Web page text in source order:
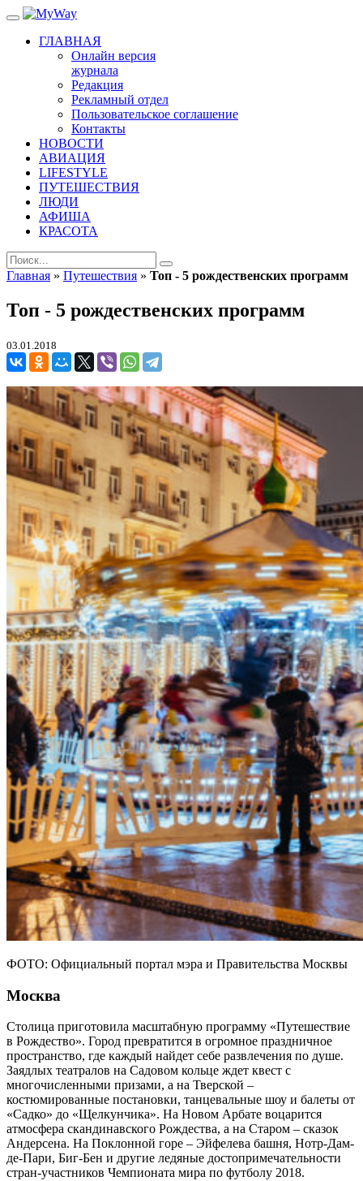
ГЛАВНАЯ
Онлайн версия
журнала
Редакция
Рекламный отдел
Пользовательское соглашение
Контакты
НОВОСТИ
АВИАЦИЯ
LIFESTYLE
ПУТЕШЕСТВИЯ
ЛЮДИ
АФИША
КРАСОТА
Главная » Путешествия » Топ - 5 рождественских программ
Топ - 5 рождественских программ
03.01.2018
ФОТО: Официальный портал мэра и Правительства Москвы
Москва
Столица приготовила масштабную программу «Путешествие
в Рождество». Город превратится в огромное праздничное
пространство, где каждый найдет себе развлечения по душе.
Заядлых театралов на Садовом кольце ждет квест с
многочисленными призами, а на Тверской –
костюмированные постановки, танцевальные шоу и балеты от
«Садко» до «Щелкунчика». На Новом Арбате воцарится
атмосфера скандинавского Рождества, а на Старом – сказок
Андерсена. На Поклонной горе – Эйфелева башня, Нотр-Дам-
де-Пари, Биг-Бен и другие ледяные достопримечательности
стран-участников Чемпионата мира по футболу 2018.